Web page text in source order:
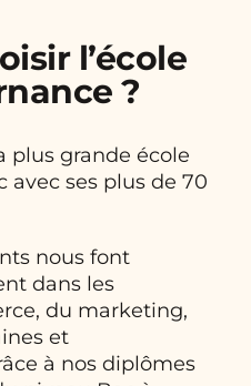
l’école
?
plus grande école
avec ses plus de 70
nous font
dans les
du marketing,
et
à nos diplômes